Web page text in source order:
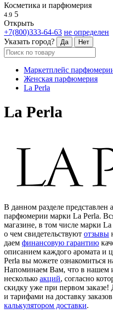
Косметика и парфюмерия
4.9 5
Открыть
+7(800)333-64-63 не определен
Указать город?
Да Нет
Маркетплейс
Женская парфюмерия
La Perla
La Perla
В данном разделе представлен
парфюмерии марки La Perla.
магазине, в том числе марки
о чем свидетельствуют отзывы
даем финансовую гарантию
описанием каждого аромата
Perla вы можете ознакомиться
Напоминаем Вам, что в нашем
несколько акций, согласно
скидку уже при первом
и тарифами на доставку
калькулятором доставки.